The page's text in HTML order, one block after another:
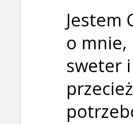
Jestem
o mnie,
sweter